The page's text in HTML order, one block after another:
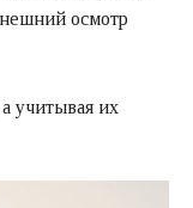
осмотр
учитывая их